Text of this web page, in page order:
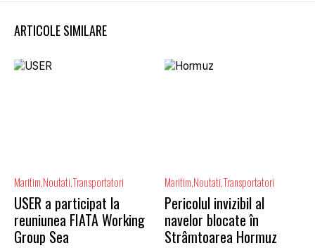
ARTICOLE SIMILARE
Maritim NoutatiTransportatori
USER a participat la
reuniunea FIATA Working
Group Sea
Maritim NoutatiTransportatori
Pericolul invizibil al
navelor blocate în
Strâmtoarea Hormuz